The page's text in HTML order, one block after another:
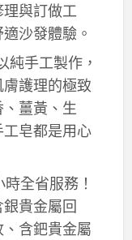
與訂做工
沙發體驗。
純手工製作，
護理的極致
薑黃、生
皂都是用心
全省服務！
貴金屬回
含鈀貴金屬